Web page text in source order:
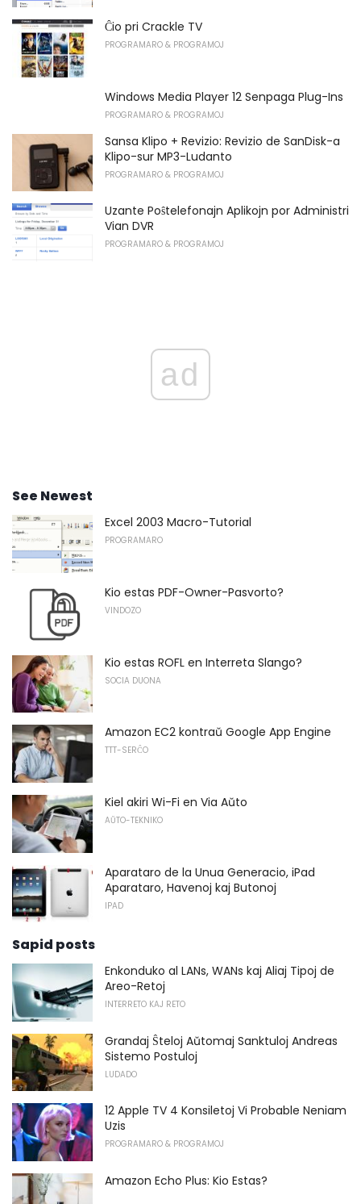
Ĉio pri Crackle TV
PROGRAMARO & PROGRAMOJ
Windows Media Player 12 Senpaga Plug-Ins
PROGRAMARO & PROGRAMOJ
Sansa Klipo + Revizio: Revizio de SanDisk-a
Klipo-sur MP3-Ludanto
PROGRAMARO & PROGRAMOJ
Uzante Poŝtelefonajn Aplikojn por Administri
Vian DVR
PROGRAMARO & PROGRAMOJ
ad
See Newest
Excel 2003 Macro-Tutorial
PROGRAMARO
Kio estas PDF-Owner-Pasvorto?
VINDOZO
Kio estas ROFL en Interreta Slango?
SOCIA DUONA
Amazon EC2 kontraŭ Google App Engine
TTT-SERĈO
Kiel akiri Wi-Fi en Via Aŭto
AŬTO-TEKNIKO
Aparataro de la Unua Generacio, iPad
Aparataro, Havenoj kaj Butonoj
IPAD
Sapid posts
Enkonduko al LANs, WANs kaj Aliaj Tipoj de
Areo-Retoj
INTERRETO KAJ RETO
Grandaj Ŝteloj Aŭtomaj Sanktuloj Andreas
Sistemo Postuloj
LUDADO
12 Apple TV 4 Konsiletoj Vi Probable Neniam
Uzis
PROGRAMARO & PROGRAMOJ
Amazon Echo Plus: Kio Estas?